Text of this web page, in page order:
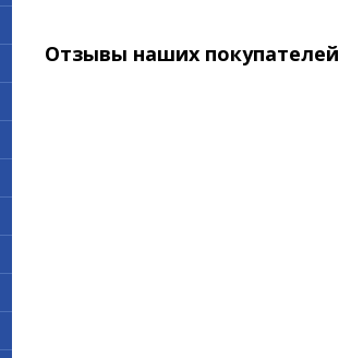
Отзывы наших покупателей